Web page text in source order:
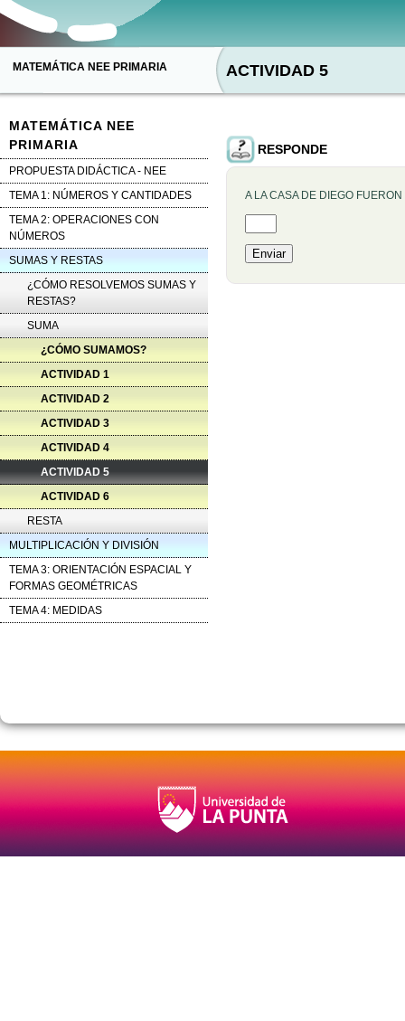
MATEMÁTICA NEE PRIMARIA
MATEMÁTICA NEE
PRIMARIA
PROPUESTA DIDÁCTICA - NEE
TEMA 1: NÚMEROS Y CANTIDADES
TEMA 2: OPERACIONES CON
NÚMEROS
SUMAS Y RESTAS
¿CÓMO RESOLVEMOS SUMAS Y
RESTAS?
SUMA
¿CÓMO SUMAMOS?
ACTIVIDAD 1
ACTIVIDAD 2
ACTIVIDAD 3
ACTIVIDAD 4
ACTIVIDAD 5
ACTIVIDAD 6
RESTA
MULTIPLICACIÓN Y DIVISIÓN
TEMA 3: ORIENTACIÓN ESPACIAL Y
FORMAS GEOMÉTRICAS
TEMA 4: MEDIDAS
ACTIVIDAD 5
RESPONDE
A LA CASA DE DIEGO